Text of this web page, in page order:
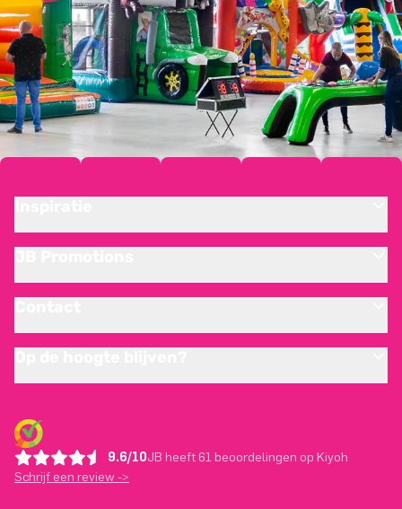
9.6/10JB heeft 61 beoordelingen op Kiyoh
Schrijf een review ->